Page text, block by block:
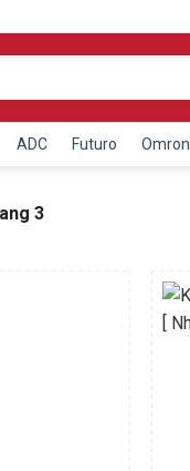
ADC Futuro Omron
3